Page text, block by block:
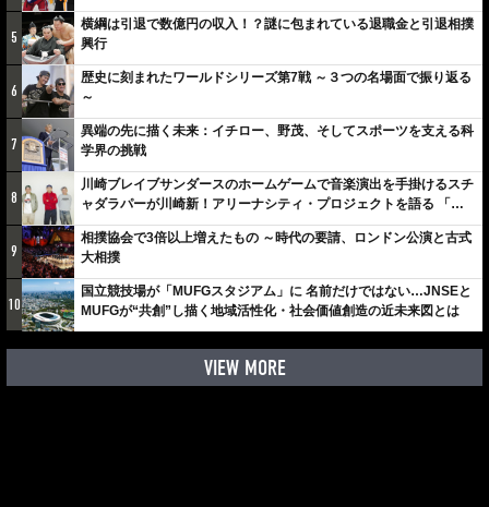
5
横綱は引退で数億円の収入！？謎に包まれている退職金と引退相撲
興行
6
歴史に刻まれたワールドシリーズ第7戦 ～３つの名場面で振り返る
～
7
異端の先に描く未来：イチロー、野茂、そしてスポーツを支える科
学界の挑戦
8
川崎ブレイブサンダースのホームゲームで音楽演出を手掛けるスチ
ャダラパーが川崎新！アリーナシティ・プロジェクトを語る 「楽
しみでしかないでしょ。川崎は、ずっと成長曲線だから」
9
相撲協会で3倍以上増えたもの ～時代の要請、ロンドン公演と古式
大相撲
10
国立競技場が「MUFGスタジアム」に 名前だけではない…JNSEと
MUFGが“共創”し描く地域活性化・社会価値創造の近未来図とは
VIEW MORE